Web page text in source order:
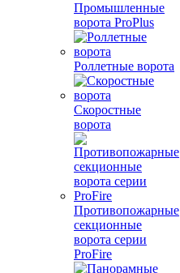
Промышленные
ворота ProPlus
Роллетные ворота
Скоростные
ворота
Противопожарные
секционные
ворота серии
ProFire